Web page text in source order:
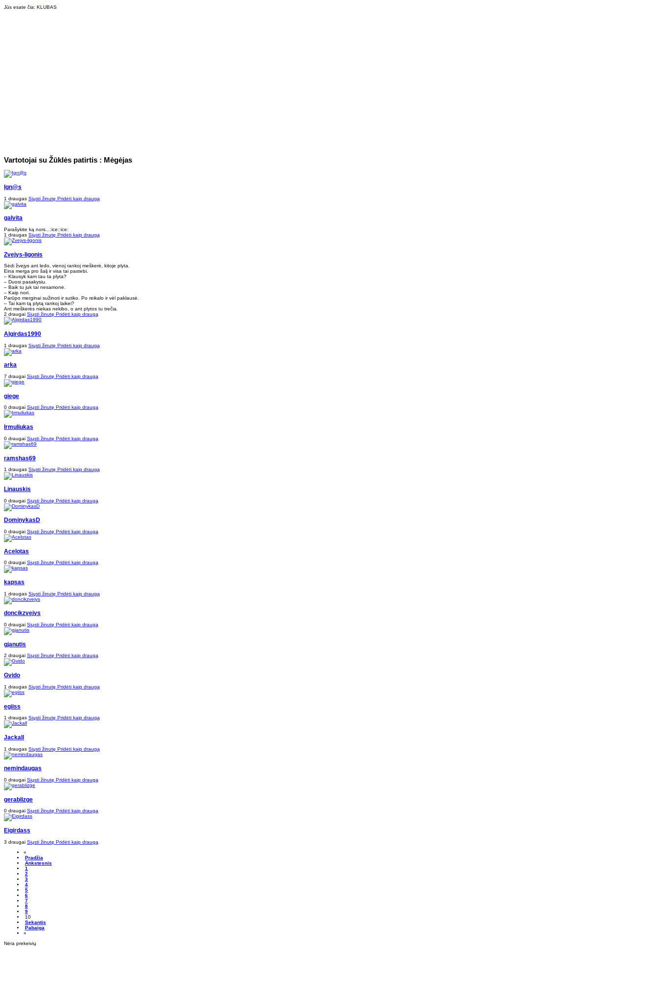
Jūs esate čia: KLUBAS
Vartotojai su Žūklės patirtis : Mėgėjas
Ign@s
1 draugas Siųsti žinutę Pridėti kaip draugą
galvita
Parašykite ką nors...:ice::ice:
1 draugas Siųsti žinutę Pridėti kaip draugą
Zvejys-ligonis
Sėdi žvejys ant ledo, vienoj rankoj meškerė, kitoje plyta.
Eina merga pro šalį ir visa tai pastebi.
– Klausyk kam tau ta plyta?
– Duosi pasakysiu.
– Baik tu juk tai nesamonė.
– Kaip nori.
Parūpo merginai sužinoti ir sutiko. Po reikalo ir vėl paklausė.
– Tai kam tą plytą rankoj laikei?
Ant meškerės niekas nekibo, o ant plytos tu trečia.
2 draugai Siųsti žinutę Pridėti kaip draugą
Algirdas1990
1 draugas Siųsti žinutę Pridėti kaip draugą
arka
7 draugai Siųsti žinutę Pridėti kaip draugą
giege
0 draugai Siųsti žinutę Pridėti kaip draugą
Irmuliukas
0 draugai Siųsti žinutę Pridėti kaip draugą
ramshas69
1 draugas Siųsti žinutę Pridėti kaip draugą
Linauskis
0 draugai Siųsti žinutę Pridėti kaip draugą
DominykasD
0 draugai Siųsti žinutę Pridėti kaip draugą
Acelotas
0 draugai Siųsti žinutę Pridėti kaip draugą
kapsas
1 draugas Siųsti žinutę Pridėti kaip draugą
doncikzvejys
0 draugai Siųsti žinutę Pridėti kaip draugą
gjanutis
2 draugai Siųsti žinutę Pridėti kaip draugą
Gvido
1 draugas Siųsti žinutę Pridėti kaip draugą
egiiss
1 draugas Siųsti žinutę Pridėti kaip draugą
Jackall
1 draugas Siųsti žinutę Pridėti kaip draugą
nemindaugas
0 draugai Siųsti žinutę Pridėti kaip draugą
gerablizge
0 draugai Siųsti žinutę Pridėti kaip draugą
Eigirdass
3 draugai Siųsti žinutę Pridėti kaip draugą
«
Pradžia
Ankstesnis
1
2
3
4
5
6
7
8
9
10
Sekantis
Pabaiga
»
Nėra prekeivių